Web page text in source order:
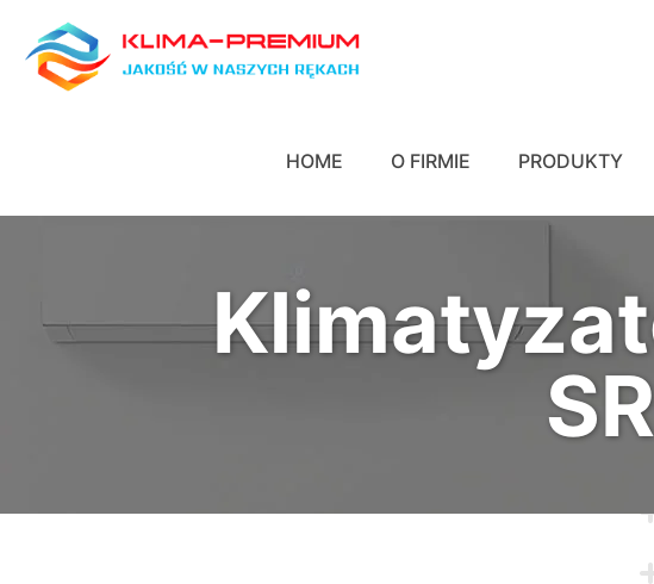
HOME O FIRMIE PRODUKTY